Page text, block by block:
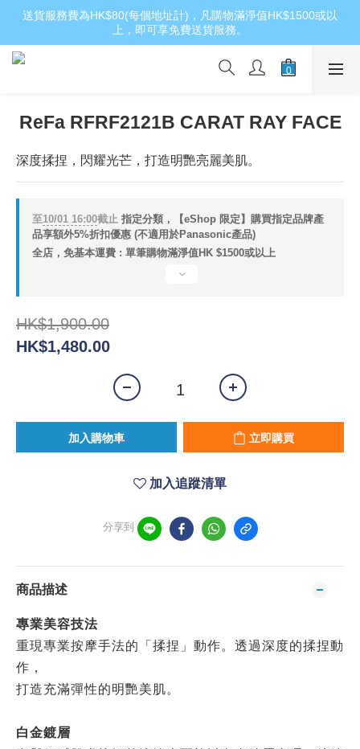
送貨服務費為HK$80(每個地址計)，凡購物滿淨值HK$1500或以
上，即可享免費送貨服務。
ReFa RFRF2121B CARAT RAY FACE
深度揉捏，閃耀光芒，打造明艷亮麗美肌。
至10/01 16:00截止 指定分類，【eShop 限定】購買指定品牌產
品享額外5%折扣優惠 (不適用於Panasonic產品)
全店，免基本運費 : 單筆購物滿淨值HK $1500或以上
HK$1,900.00
HK$1,480.00
加入購物車 立即購買
加入追蹤清單
分享到
商品描述
專業美容技法
重現專業按摩手法的「揉捏」動作。透過深度的揉捏動
作，
打造充滿彈性的明艷美肌。
白金鍍層